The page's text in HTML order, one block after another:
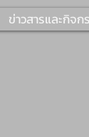
ข่าวสารและกิจก